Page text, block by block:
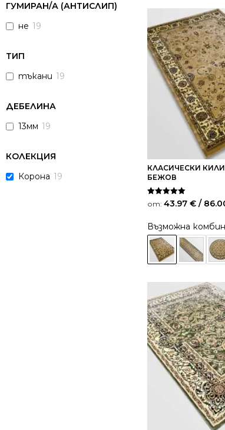
ГУМИРАН/А (АНТИСЛИП)
не 19
ТИП
тъкани 19
ДЕБЕЛИНА
13мм 19
КОЛЕКЦИЯ
Корона 19
КЛАСИЧЕСКИ
БЕЖОВ
Оценено на
5.00
от: 43.97 € /
Възможна